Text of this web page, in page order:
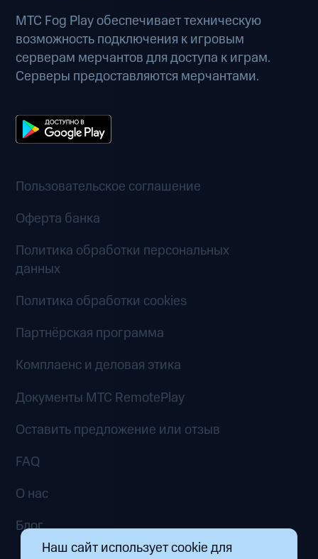
МТС Fog Play обеспечивает техническую
возможность подключения к игровым
серверам мерчантов для доступа к играм.
Серверы предоставляются мерчантами.
Пользовательское соглашение
Оферта банка
Политика обработки персональных
данных
Политика обработки cookies
Партнёрская программа
Комплаенс и деловая этика
Документы MTC RemotePlay
Оставить предложение или отзыв
FAQ
О нас
Блог
Наш сайт использует cookie для